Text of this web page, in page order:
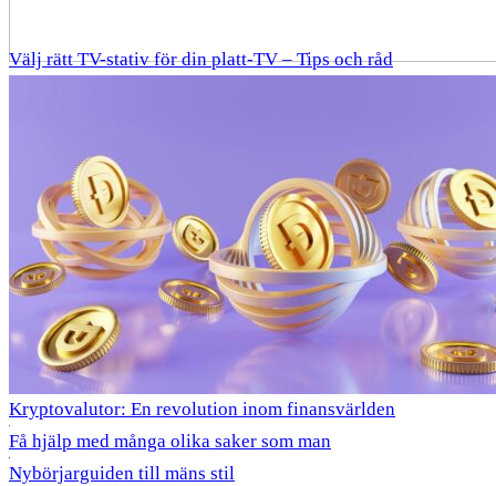
Välj rätt TV-stativ för din platt-TV – Tips och råd
Kryptovalutor: En revolution inom finansvärlden
Få hjälp med många olika saker som man
Nybörjarguiden till mäns stil